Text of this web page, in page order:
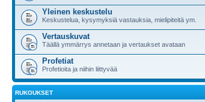
Yleinen keskustelu
Keskustelua, kysymyksiä vastauksia, mielipiteitä ym.
Vertauskuvat
Täällä ymmärrys annetaan ja vertaukset avataan
Profetiat
Profetioita ja niihin liittyvää
RUKOUKSET